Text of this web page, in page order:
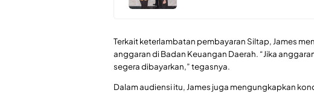
Terkait keterlambatan pembayaran Siltap, James
anggaran di Badan Keuangan Daerah. “Jika
segera dibayarkan,” tegasnya.
Dalam audiensi itu, James juga mengungkapkan